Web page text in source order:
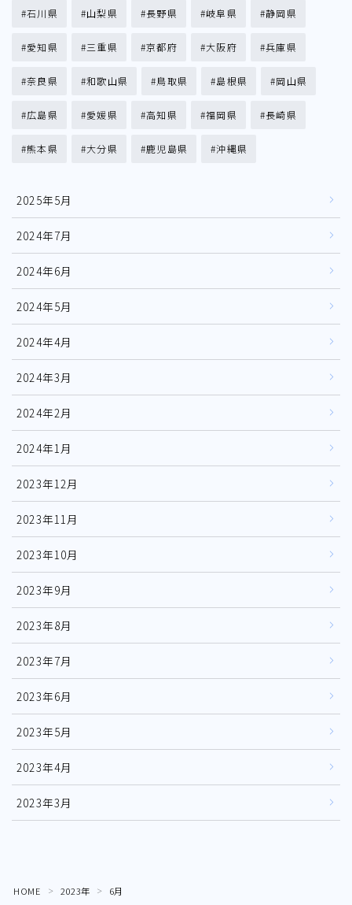
石川県 山梨県 長野県 岐阜県 静岡県
愛知県 三重県 京都府 大阪府 兵庫県
奈良県 和歌山県 鳥取県 島根県 岡山県
広島県 愛媛県 高知県 福岡県 長崎県
熊本県 大分県 鹿児島県 沖縄県
2025年5月
2024年7月
2024年6月
2024年5月
2024年4月
2024年3月
2024年2月
2024年1月
2023年12月
2023年11月
2023年10月
2023年9月
2023年8月
2023年7月
2023年6月
2023年5月
2023年4月
2023年3月
HOME ＞ 2023年 ＞ 6月